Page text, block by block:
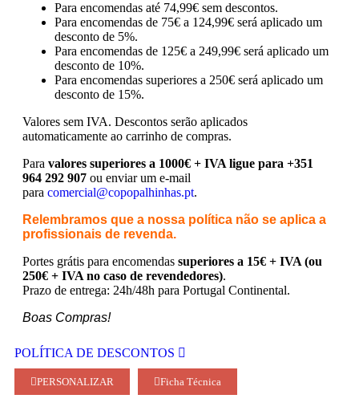
Para encomendas até 74,99€ sem descontos.
Para encomendas de 75€ a 124,99€ será aplicado um
desconto de 5%.
Para encomendas de 125€ a 249,99€ será aplicado um
desconto de 10%.
Para encomendas superiores a 250€ será aplicado um
desconto de 15%.
Valores sem IVA. Descontos serão aplicados
automaticamente ao carrinho de compras.
Para valores superiores a 1000€ + IVA ligue para +351
964 292 907 ou enviar um e-mail
para comercial@copopalhinhas.pt.
Relembramos que a nossa política não se aplica a
profissionais de revenda.
Portes grátis para encomendas superiores a 15€ + IVA (ou
250€ + IVA no caso de revendedores).
Prazo de entrega: 24h/48h para Portugal Continental.
Boas Compras!
POLÍTICA DE DESCONTOS
PERSONALIZAR Ficha Técnica